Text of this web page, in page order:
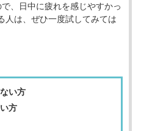
、日中に疲れを感じやすかっ
人は、ぜひ一度試してみては
い方
方